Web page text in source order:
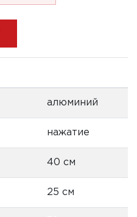
алюминий
нажатие
40 см
25 см